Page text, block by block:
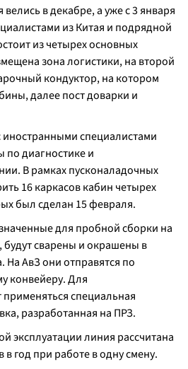
в декабре, а уже с 3 января
из Китая и подрядной
из четырех основных
зона логистики, на второй
кондуктор, на котором
далее пост доварки и
иностранными специалистами
диагностике и
В рамках пусконаладочных
16 каркасов кабин четырех
был сделан 15 февраля.
для пробной сборки на
сварены и окрашены в
На АвЗ они отправятся по
конвейеру. Для
специальная
разработанная на ПРЗ.
линия рассчитана
в год при работе в одну смену.